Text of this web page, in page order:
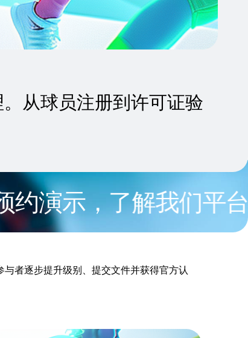
从球员注册到许可证验
，了解我们平台的所
者逐步提升级别、提交文件并获得官方认